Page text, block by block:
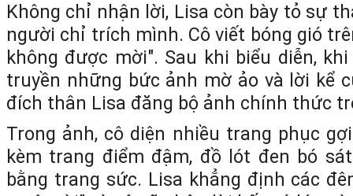
Không chỉ nhận lời, Lisa còn bày tỏ sự
người chỉ trích mình. Cô viết bóng gió
không được mời". Sau khi biểu diễn,
truyền những bức ảnh mờ ảo và lời kể
đích thân Lisa đăng bộ ảnh chính thức
Trong ảnh, cô diện nhiều trang phục
kèm trang điểm đậm, đồ lót đen bó
bằng trang sức. Lisa khẳng định các